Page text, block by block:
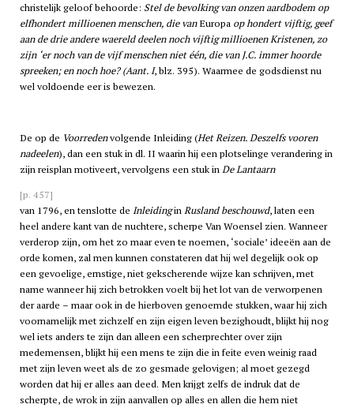
christelijk geloof behoorde: Stel de bevolking van onzen aardbodem op
elfhondert millioenen menschen, die vanEuropa op hondert vijftig, geef
aan de drie andere waereld deelen noch vijftig millioenen Kristenen, zo
zijn ‘er noch van de vijf menschen niet één, die van J.C. immer hoorde
spreeken; en noch hoe? (Aant. I, blz. 395). Waarmee de godsdienst nu
wel voldoende eer is bewezen.
De op de Voorredenvolgende Inleiding (Het Reizen. Deszelfs vooren
nadeelen), dan een stuk in dl. II waarin hij een plotselinge verandering in
zijn reisplan motiveert, vervolgens een stuk inDe Lantaarn
[p. 457]
van 1796, en tenslotte de InleidinginRusland beschouwd, laten een
heel andere kant van de nuchtere, scherpe Van Woensel zien. Wanneer
verderop zijn, om het zo maar even te noemen, ‘sociale’ ideeën aan de
orde komen, zal men kunnen constateren dat hij wel degelijk ook op
een gevoelige, ernstige, niet gekscherende wijze kan schrijven, met
name wanneer hij zich betrokken voelt bij het lot van de verworpenen
der aarde – maar ook in de hierboven genoemde stukken, waar hij zich
voornamelijk met zichzelf en zijn eigen leven bezighoudt, blijkt hij nog
wel iets anders te zijn dan alleen een scherprechter over zijn
medemensen, blijkt hij een mens te zijn die in feite even weinig raad
met zijn leven weet als de zo gesmade gelovigen; al moet gezegd
worden dat hij er alles aan deed. Men krijgt zelfs de indruk dat de
scherpte, de wrok in zijn aanvallen op alles en allen die hem niet